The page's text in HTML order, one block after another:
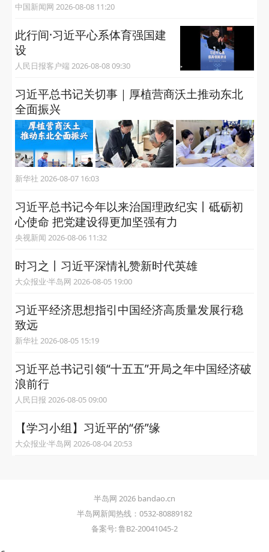
中国新闻网 2026-08-08 11:20
此行间·习近平心系体育强国建
设
人民日报客户端 2026-08-08 09:30
习近平总书记关切事｜厚植营商沃土推动东北
全面振兴
新华社 2026-08-07 16:03
习近平总书记今年以来治国理政纪实丨砥砺初
心使命 把党建设得更加坚强有力
央视新闻 2026-08-06 11:32
时习之丨习近平深情礼赞新时代英雄
大众报业·半岛网 2026-08-05 19:00
习近平经济思想指引中国经济高质量发展行稳
致远
新华社 2026-08-05 15:19
习近平总书记引领“十五五”开局之年中国经济破
浪前行
人民日报 2026-08-05 09:00
【学习小组】习近平的“侨”缘
大众报业·半岛网 2026-08-04 20:53
半岛网 2026 bandao.cn
半岛网新闻热线：0532-80889182
备案号: 鲁B2-20041045-2